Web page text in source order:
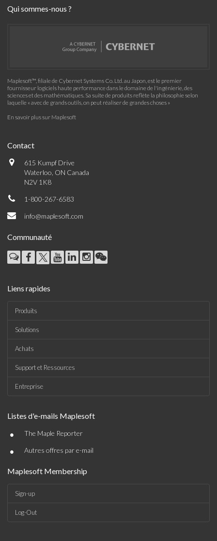
Qui sommes-nous ?
Maplesoft™, filiale de Cybernet Systems Co. Ltd. au Japon, est le premier
fournisseur logiciels haute performance dans le domaine de l'ingénierie, des
sciences et des mathématiques. Sa suite de produits reflète la philosophie selon
laquelle « avec de grands outils, on peut réaliser de grandes choses »
En savoir plus sur Maplesoft
Contact
615 Kumpf Drive
Waterloo, ON Canada
N2V 1K8
1-800-267-6583
info@maplesoft.com
Communauté
Liens rapides
Produits
Solutions
Achats
Support et Ressources
Entreprise
Listes d'e-mails Maplesoft
• The Maple Reporter
• Autres offres par e-mail
Maplesoft Membership
Sign-up
Log-Out